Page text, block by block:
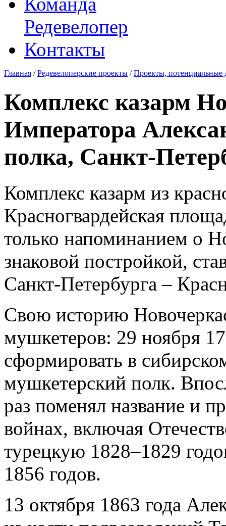
Редевелопер
Контакты
Главная /Редевелоперские проекты /Проекты, потенциальные
Комплекс казарм
Императора
полка, Санкт-
Комплекс казарм из
Красногвардейская
только напоминанием о
знаковой постройкой,
Санкт-Петербурга –
Свою историю
мушкетеров: 29 ноября
сформировать в
мушкетерский полк.
раз поменял название и
войнах, включая
турецкую 1828–1829
1856 годов.
13 октября 1863 года